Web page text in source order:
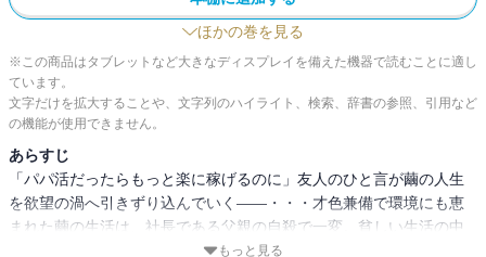
ほかの巻を見る
※この商品はタブレットなど大きなディスプレイを備えた機器で読むことに適し
ています。
文字だけを拡大することや、文字列のハイライト、検索、辞書の参照、引用など
の機能が使用できません。
あらすじ
「パパ活だったらもっと楽に稼げるのに」友人のひと言が繭の人生
を欲望の渦へ引きずり込んでいく――・・・才色兼備で環境にも恵
まれた繭の生活は、社長である父親の自殺で一変。貧しい生活の中
でも街の食堂で出会った拓馬の明るさに支えられ・・・しかしそん
もっと見る